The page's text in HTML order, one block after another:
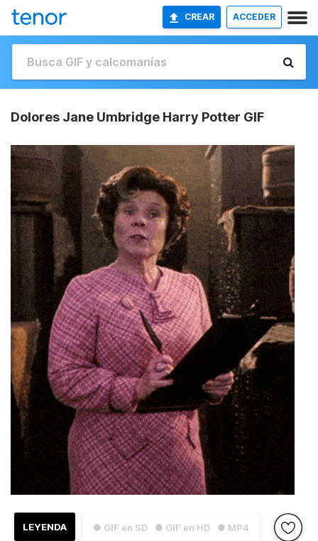
CREAR ACCEDER
Dolores Jane Umbridge Harry Potter GIF
● GIF en SD ● GIF en HD ● MP4
LEYENDA